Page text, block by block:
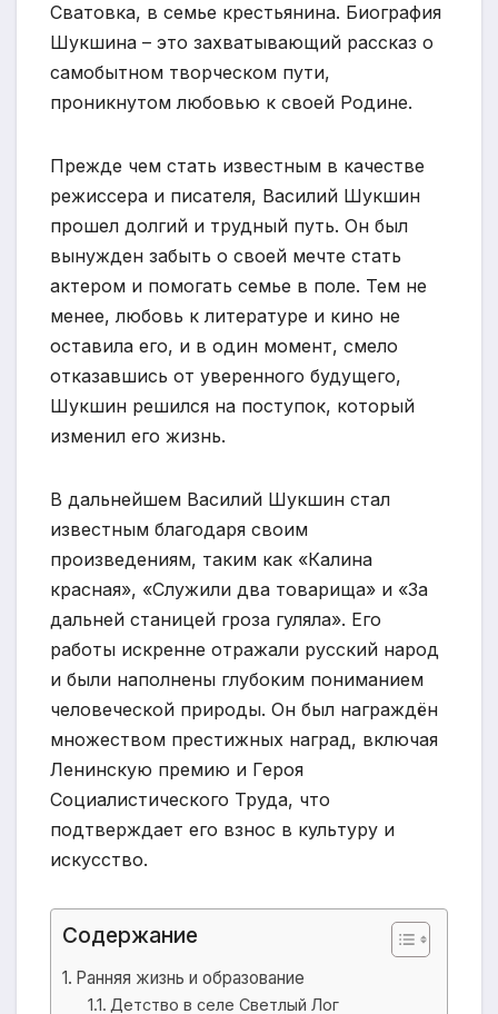
Сватовка, в семье крестьянина. Биография
Шукшина – это захватывающий рассказ о
самобытном творческом пути,
проникнутом любовью к своей Родине.
Прежде чем стать известным в качестве
режиссера и писателя, Василий Шукшин
прошел долгий и трудный путь. Он был
вынужден забыть о своей мечте стать
актером и помогать семье в поле. Тем не
менее, любовь к литературе и кино не
оставила его, и в один момент, смело
отказавшись от уверенного будущего,
Шукшин решился на поступок, который
изменил его жизнь.
В дальнейшем Василий Шукшин стал
известным благодаря своим
произведениям, таким как «Калина
красная», «Служили два товарища» и «За
дальней станицей гроза гуляла». Его
работы искренне отражали русский народ
и были наполнены глубоким пониманием
человеческой природы. Он был награждён
множеством престижных наград, включая
Ленинскую премию и Героя
Социалистического Труда, что
подтверждает его взнос в культуру и
искусство.
Содержание
Ранняя жизнь и образование
Детство в селе Светлый Лог